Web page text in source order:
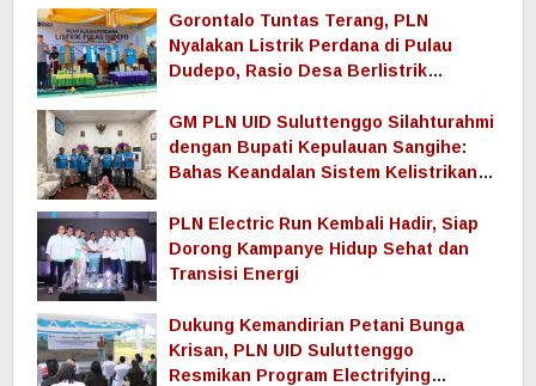
Gorontalo Tuntas Terang, PLN
Nyalakan Listrik Perdana di Pulau
Dudepo, Rasio Desa Berlistrik
GM PLN UID Suluttenggo Silahturahmi
dengan Bupati Kepulauan Sangihe:
Bahas Keandalan Sistem Kelistrikan
Tamako
PLN Electric Run Kembali Hadir, Siap
Dorong Kampanye Hidup Sehat dan
Transisi Energi
Dukung Kemandirian Petani Bunga
Krisan, PLN UID Suluttenggo
Resmikan Program Electrifying